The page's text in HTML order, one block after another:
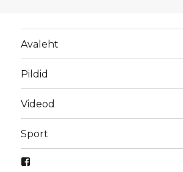
Avaleht
Pildid
Videod
Sport